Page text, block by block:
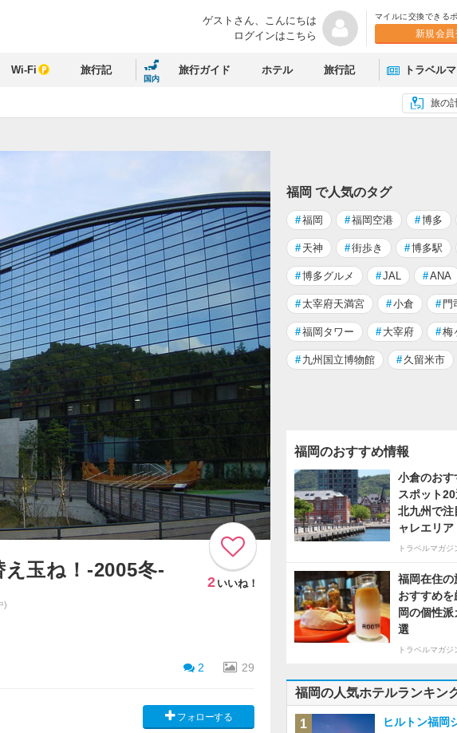
ゲストさん、 こんにちは
ログインはこちら
マイルに交換できる
新規会
Wi-Fi 旅行記
国内
旅行ガイド ホテル 旅行記 トラベル
旅の
玉ね！-2005冬-
2 いいね！
)
2 29
フォローする
福岡 で人気のタグ
#福岡 #福岡空港 #博多
# 天神 #街歩き #博多駅
#博多グルメ #JAL #ANA
#太宰府天満宮 #小倉 # 門
#福岡タワー # 大宰府 #梅
# 九州国立博物館 # 久留米市
福岡のおすすめ情報
小倉のおす
スポット20
北九州で注
ャレエリア
トラベルマガジ
福岡在住の
おすすめ
岡の個性
選
トラベルマガジ
福岡の人気ホテルランキン
1 ヒルトン福岡